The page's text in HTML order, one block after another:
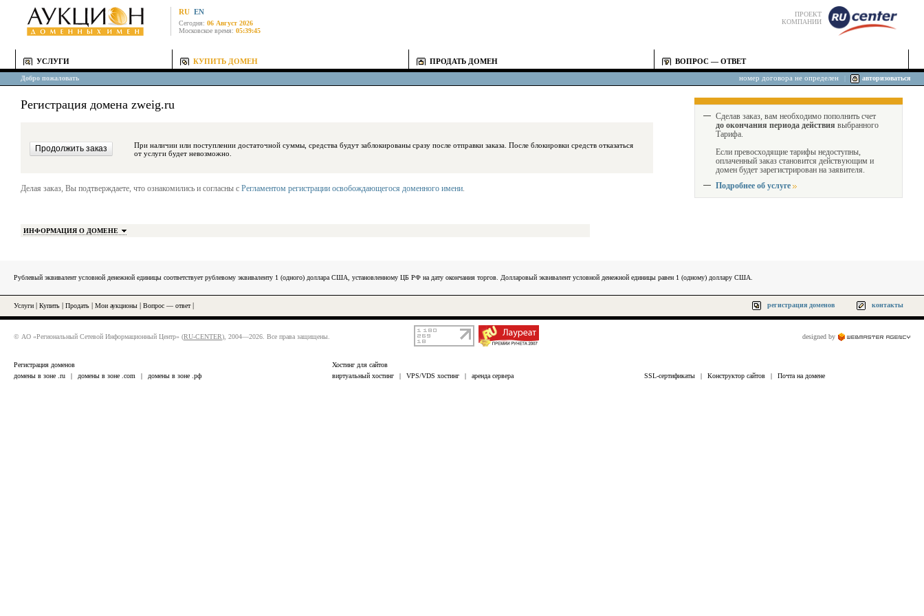
RU EN
Сегодня: 06 Август 2026
Московское время: 05:39:45
ПРОЕКТ
КОМПАНИИ
УСЛУГИ КУПИТЬ ДОМЕН ПРОДАТЬ ДОМЕН ВОПРОС — ОТВЕТ
Добро пожаловать номер договора не определен авторизоваться
Регистрация домена zweig.ru
При наличии или поступлении достаточной суммы, средства будут заблокированы сразу после отправки заказа. После блокировки средств отказаться
от услуги будет невозможно.
Делая заказ, Вы подтверждаете, что ознакомились и согласны с Регламентом регистрации освобождающегося доменного имени.
ИНФОРМАЦИЯ О ДОМЕНЕ
Сделав заказ, вам необходимо пополнить счет
до окончания периода действия выбранного
Тарифа.
Если превосходящие тарифы недоступны,
оплаченный заказ становится действующим и
домен будет зарегистрирован на заявителя.
Подробнее об услуге
Рублевый эквивалент условной денежной единицы соответствует рублевому эквиваленту 1 (одного) доллара США, установленному ЦБ РФ на дату окончания торгов. Долларовый эквивалент условной денежной единицы равен 1 (одному) доллару США.
Услуги Купить Продать Мои аукционы Вопрос — ответ| регистрация доменов контакты
© АО «Региональный Сетевой Информационный Центр» (RU-CENTER), 2004—2026. Все права защищены. designed by
Регистрация доменов
домены в зоне .ru
| домены в зоне .com | домены в зоне .рф
Хостинг для сайтов
виртуальный хостинг
| VPS/VDS хостинг | аренда сервера SSL-сертификаты | Конструктор сайтов | Почта на домене